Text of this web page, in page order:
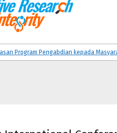
Pengabdian kepada Masyarakat